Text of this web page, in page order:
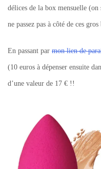
délices de la box mensuelle (on
ne passez pas à côté de ces
En passant par mon lien de
(10 euros à dépenser ensuite
d’une valeur de 17 € !!